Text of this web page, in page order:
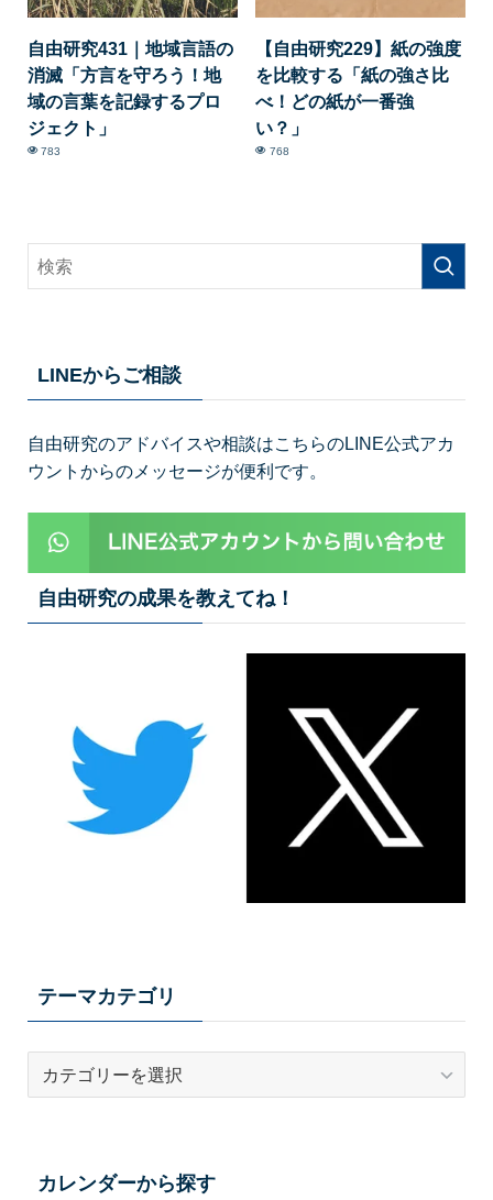
自由研究431｜地域言語の
消滅「方言を守ろう！地
域の言葉を記録するプロ
ジェクト」
783
【自由研究229】紙の強度
を比較する「紙の強さ比
べ！どの紙が一番強
い？」
768
LINEからご相談
自由研究のアドバイスや相談はこちらのLINE公式アカ
ウントからのメッセージが便利です。
自由研究の成果を教えてね！
テーマカテゴリ
カレンダーから探す